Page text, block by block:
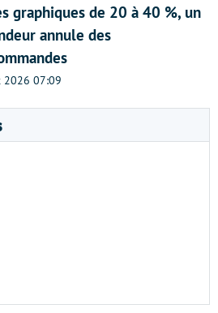
graphiques de 20 à 40 %, un
annule des
2026 07:09